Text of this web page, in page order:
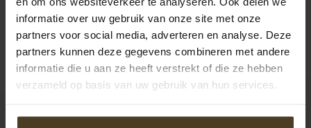
informatie over uw gebruik van onze site met onze
partners voor social media, adverteren en analyse. Deze
partners kunnen deze gegevens combineren met andere
informatie die u aan ze heeft verstrekt of die ze hebben
verzameld op basis van uw gebruik van hun services.